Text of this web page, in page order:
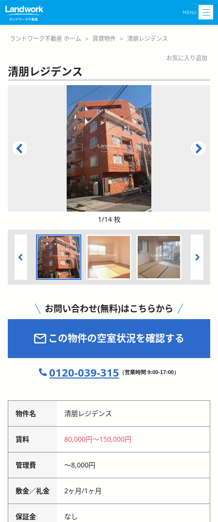
MENU
ランドワーク不動産 ホーム > 賃貸物件 > 清朋レジデンス
お気に入り追加
清朋レジデンス
1/14 枚
お問い合わせ(無料)はこちらから
この物件の空室状況を確認する
0120-039-315 （営業時間 9:00-17:00）
物件名 清朋レジデンス
賃料 80,000円〜150,000円
管理費 〜8,000円
敷金／礼金 2ヶ月/1ヶ月
保証金 なし